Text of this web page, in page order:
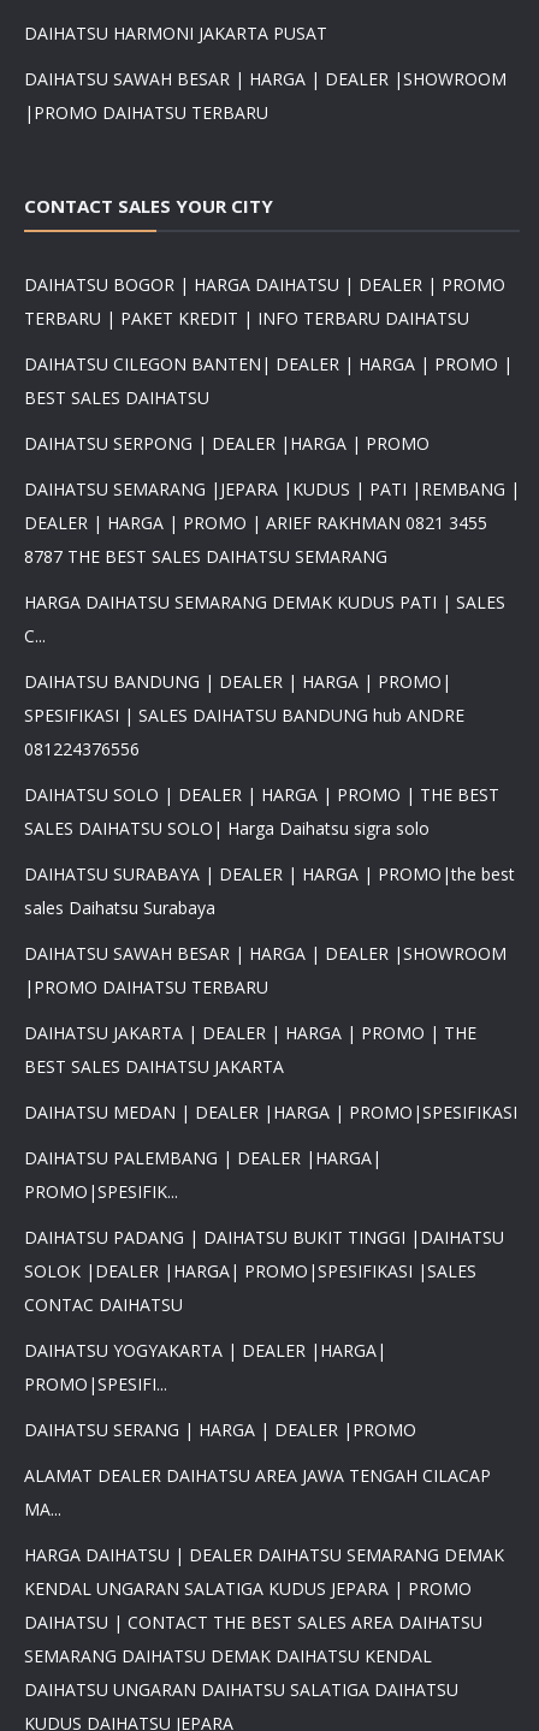
PROMO DAIHATSU 2025 PAJAK
0 %BEST DEAL PROMO MURAH
PROMO TERBATAS STOCK 2025
HARGA SUPER MURAH
Daihatsu Rocky Promo 0% -
PROMO AYLA DP 3 JUTA -
PROMO DISKON TERIOS DP
16Jt -SIRION LUXIO GRAN
MAX DP 7 JT HUB
081617289999
DAIHATSU HARMONI JAKARTA PUSAT
DAIHATSU SAWAH BESAR | HARGA | DEALER |SHOWROOM
|PROMO DAIHATSU TERBARU
CONTACT SALES YOUR CITY
DAIHATSU BOGOR | HARGA DAIHATSU | DEALER | PROMO
TERBARU | PAKET KREDIT | INFO TERBARU DAIHATSU
DAIHATSU CILEGON BANTEN| DEALER | HARGA | PROMO |
BEST SALES DAIHATSU
DAIHATSU SERPONG | DEALER |HARGA | PROMO
DAIHATSU SEMARANG |JEPARA |KUDUS | PATI |REMBANG |
DEALER | HARGA | PROMO | ARIEF RAKHMAN 0821 3455
8787 THE BEST SALES DAIHATSU SEMARANG
HARGA DAIHATSU SEMARANG DEMAK KUDUS PATI | SALES
C...
DAIHATSU BANDUNG | DEALER | HARGA | PROMO|
SPESIFIKASI | SALES DAIHATSU BANDUNG hub ANDRE
081224376556
DAIHATSU SOLO | DEALER | HARGA | PROMO | THE BEST
SALES DAIHATSU SOLO| Harga Daihatsu sigra solo
DAIHATSU SURABAYA | DEALER | HARGA | PROMO|the best
sales Daihatsu Surabaya
DAIHATSU SAWAH BESAR | HARGA | DEALER |SHOWROOM
|PROMO DAIHATSU TERBARU
DAIHATSU JAKARTA | DEALER | HARGA | PROMO | THE
BEST SALES DAIHATSU JAKARTA
DAIHATSU MEDAN | DEALER |HARGA | PROMO|SPESIFIKASI
DAIHATSU PALEMBANG | DEALER |HARGA|
PROMO|SPESIFIK...
DAIHATSU PADANG | DAIHATSU BUKIT TINGGI |DAIHATSU
SOLOK |DEALER |HARGA| PROMO|SPESIFIKASI |SALES
CONTAC DAIHATSU
DAIHATSU YOGYAKARTA | DEALER |HARGA|
PROMO|SPESIFI...
DAIHATSU SERANG | HARGA | DEALER |PROMO
ALAMAT DEALER DAIHATSU AREA JAWA TENGAH CILACAP
MA...
HARGA DAIHATSU | DEALER DAIHATSU SEMARANG DEMAK
KENDAL UNGARAN SALATIGA KUDUS JEPARA | PROMO
DAIHATSU | CONTACT THE BEST SALES AREA DAIHATSU
SEMARANG DAIHATSU DEMAK DAIHATSU KENDAL
DAIHATSU UNGARAN DAIHATSU SALATIGA DAIHATSU
KUDUS DAIHATSU JEPARA